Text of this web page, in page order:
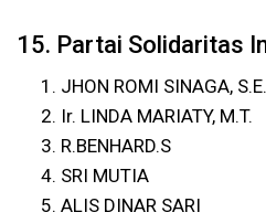
15. Partai Solidaritas
JHON ROMI SINAGA, S.E.
Ir. LINDA MARIATY, M.T.
R.BENHARD.S
SRI MUTIA
ALIS DINAR SARI